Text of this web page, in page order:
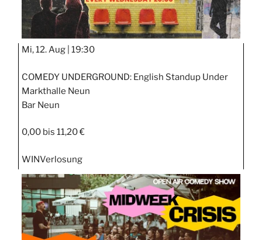
Mi, 12. Aug | 19:30
COMEDY UNDERGROUND: English Standup Under
Markthalle Neun
Bar Neun
0,00 bis 11,20 €
WINVerlosung